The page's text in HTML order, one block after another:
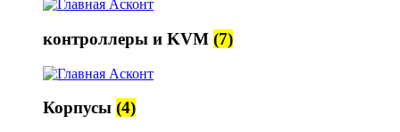
контроллеры и KVM (7)
Корпусы (4)